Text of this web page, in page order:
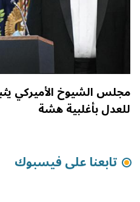
مجلس الشيوخ الأميركي
للعدل بأغلبية هشة
تابعنا على فيسبوك